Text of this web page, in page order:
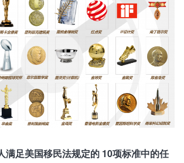
满足美国移民法规定的 10项标准中的任